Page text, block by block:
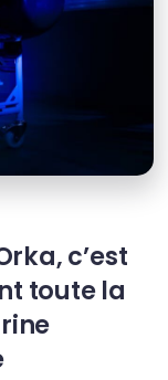
c’est
toute la